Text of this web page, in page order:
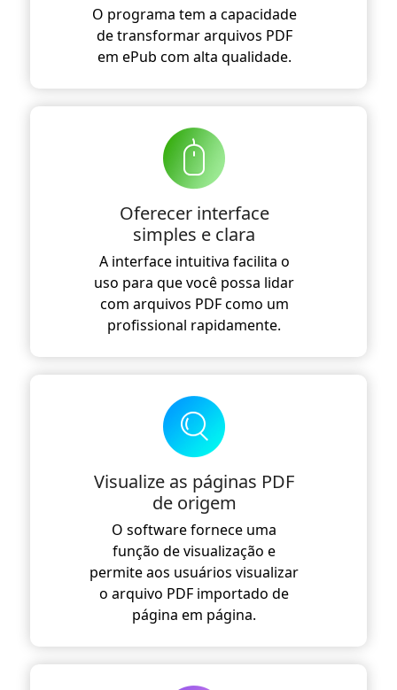
O programa tem a capacidade
de transformar arquivos PDF
em ePub com alta qualidade.
Oferecer interface
simples e clara
A interface intuitiva facilita o
uso para que você possa lidar
com arquivos PDF como um
profissional rapidamente.
Visualize as páginas PDF
de origem
O software fornece uma
função de visualização e
permite aos usuários visualizar
o arquivo PDF importado de
página em página.